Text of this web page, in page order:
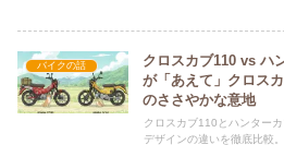
バイクの話
クロスカブ110 vs ハ
が「あえて」クロス
のささやかな意地
クロスカブ110とハンター
デザインの違いを徹底比較